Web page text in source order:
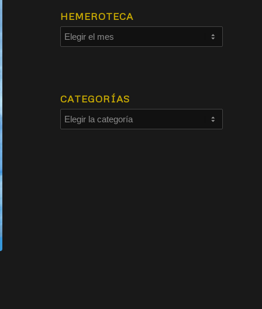
HEMEROTECA
CATEGORÍAS